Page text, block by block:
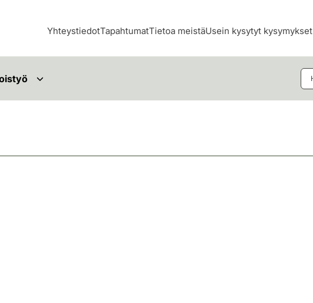
YhteystiedotTapahtumatTietoa meistäUsein kysytyt kysymykset